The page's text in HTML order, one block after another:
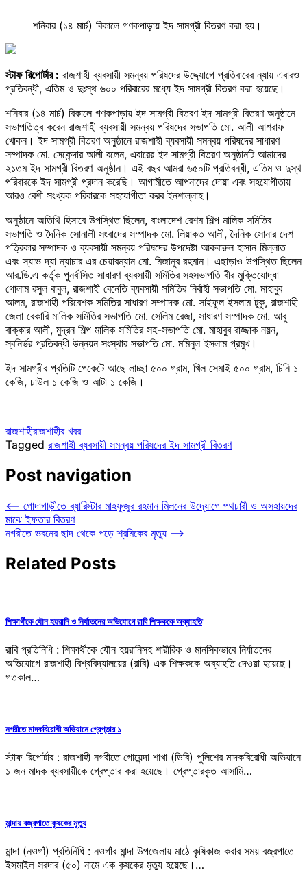
শনিবার (১৪ মার্চ) বিকালে গণকপাড়ায় ইদ সামগ্রী বিতরণ করা হয়।
স্টাফ রিপোর্টার : রাজশাহী ব্যবসায়ী সমন্বয় পরিষদের উদ্দ্যোগে প্রতিবারের ন্যায় এবারও
প্রতিবন্ধী, এতিম ও দুঃস্থ ৬০০ পরিবারের মধ্যে ইদ সামগ্রী বিতরণ করা হয়েছে।
শনিবার (১৪ মার্চ) বিকালে গণকপাড়ায় ইদ সামগ্রী বিতরণ ইদ সামগ্রী বিতরণ অনুষ্ঠানে
সভাপতিত্ব করেন রাজশাহী ব্যবসায়ী সমন্বয় পরিষদের সভাপতি মো. আলী আশরাফ
খোকন। ইদ সামগ্রী বিতরণ অনুষ্ঠানে রাজশাহী ব্যবসায়ী সমন্বয় পরিষদের সাধারণ
সম্পাদক মো. সেকেন্দার আলী বলেন, এবারের ইদ সামগ্রী বিতরণ অনুষ্ঠানটি আমাদের
২১তম ইদ সামগ্রী বিতরণ অনুষ্ঠান। এই বছর আমরা ৬৫০টি প্রতিবন্ধী, এতিম ও দুস্থ
পরিবারকে ইদ সামগ্রী প্রদান করেছি। আগামীতে আপনাদের দোয়া এবং সহযোগীতায়
আরও বেশী সংখ্যক পরিবারকে সহযোগীতা করব ইনশাল্লাহ।
অনুষ্ঠানে অতিথি হিসাবে উপস্থিত ছিলেন, বাংলাদেশ রেশম শিল্প মালিক সমিতির
সভাপতি ও দৈনিক সোনালী সংবাদের সম্পাদক মো. লিয়াকত আলী, দৈনিক সোনার দেশ
পত্রিকার সম্পাদক ও ব্যবসায়ী সমন্বয় পরিষদের উপদেষ্টা আকবারুল হাসান মিল্লাত
এবং স্যাভ দ্যা ন্যাচার এর চেয়ারম্যান মো. মিজানুর রহমান। এছাড়াও উপস্থিত ছিলেন
আর.ডি.এ কর্তৃক পুনর্বাসিত সাধারণ ব্যবসায়ী সমিতির সহসভাপতি বীর মুক্তিযোদ্ধা
গোলাম রসুল বাবুল, রাজশাহী বেনেতি ব্যবসায়ী সমিতির নির্বাহী সভাপতি মো. মাহাবুব
আলম, রাজশাহী পরিবেশক সমিতির সাধারণ সম্পাদক মো. সাইফুল ইসলাম টুকু, রাজশাহী
জেলা বেকারি মালিক সমিতির সভাপতি মো. সেলিম রেজা, সাধারণ সম্পাদক মো. আবু
বাক্কার আলী, মুদ্রন শিল্প মালিক সমিতির সহ-সভাপতি মো. মাহাবুব রাজ্জাক নয়ন,
স্বনির্ভর প্রতিবন্ধী উন্নয়ন সংস্থার সভাপতি মো. মমিনুল ইসলাম প্রমুখ।
ইদ সামগ্রীর প্রতিটি পেকেটে আছে লাচ্ছা ৫০০ গ্রাম, খিল সেমাই ৫০০ গ্রাম, চিনি ১
কেজি, চাউল ১ কেজি ও আটা ১ কেজি।
রাজশাহীরাজশাহীর খবর
Tagged রাজশাহী ব্যবসায়ী সমন্বয় পরিষদের ইদ সামগ্রী বিতরণ
Post navigation
⟵ গোদাগাড়ীতে ব্যারিস্টার মাহফুজুর রহমান মিলনের উদ্যোগে পথচারী ও অসহায়দের
মাঝে ইফতার বিতরণ
নগরীতে ভবনের ছাদ থেকে পড়ে শ্রমিকের মৃত্যু ⟶
Related Posts
শিক্ষার্থীকে যৌন হয়রানি ও নির্যাতনের অভিযোগে রাবি শিক্ষককে অব্যাহতি
রাবি প্রতিনিধি : শিক্ষার্থীকে যৌন হয়রানিসহ শারীরিক ও মানসিকভাবে নির্যাতনের
অভিযোগে রাজশাহী বিশ্ববিদ্যালয়ের (রাবি) এক শিক্ষককে অব্যাহতি দেওয়া হয়েছে।
গতকাল…
নগরীতে মাদকবিরোধী অভিযানে গ্রেপ্তার ১
স্টাফ রিপোর্টার : রাজশাহী নগরীতে গোয়েন্দা শাখা (ডিবি) পুলিশের মাদকবিরোধী অভিযানে
১ জন মাদক ব্যবসায়ীকে গ্রেপ্তার করা হয়েছে। গ্রেপ্তারকৃত আসামি…
মান্দায় বজ্রপাতে কৃষকের মৃত্যু
মান্দা (নওগাঁ) প্রতিনিধি : নওগাঁর মান্দা উপজেলায় মাঠে কৃষিকাজ করার সময় বজ্রপাতে
ইসমাইল সরদার (৫০) নামে এক কৃষকের মৃত্যু হয়েছে।…